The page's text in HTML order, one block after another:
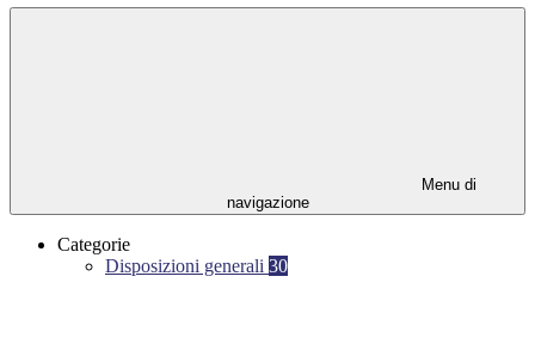
Menu di
navigazione
Categorie
Disposizioni generali 30